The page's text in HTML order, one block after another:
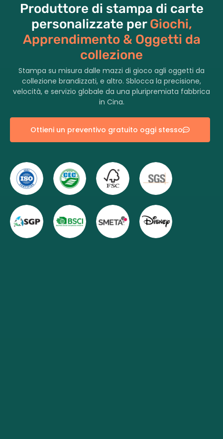
Produttore di stampa di carte
personalizzate per Giochi,
Apprendimento & Oggetti da
collezione
Stampa su misura dalle mazzi di gioco agli oggetti da
collezione brandizzati, e altro. Sblocca la precisione,
velocità, e servizio globale da una pluripremiata fabbrica
in Cina.
Ottieni un preventivo gratuito oggi stesso